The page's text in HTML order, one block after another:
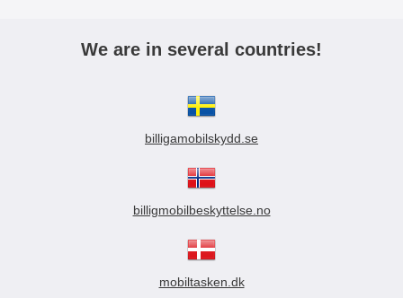
We are in several countries!
billigamobilskydd.se
billigmobilbeskyttelse.no
mobiltasken.dk